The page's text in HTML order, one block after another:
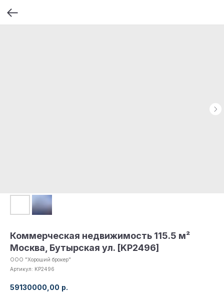
Коммерческая недвижимость 115.5 м²
Москва, Бутырская ул. [KP2496]
ООО "Хороший брокер"
Артикул: KP2496
59130000,00 р.